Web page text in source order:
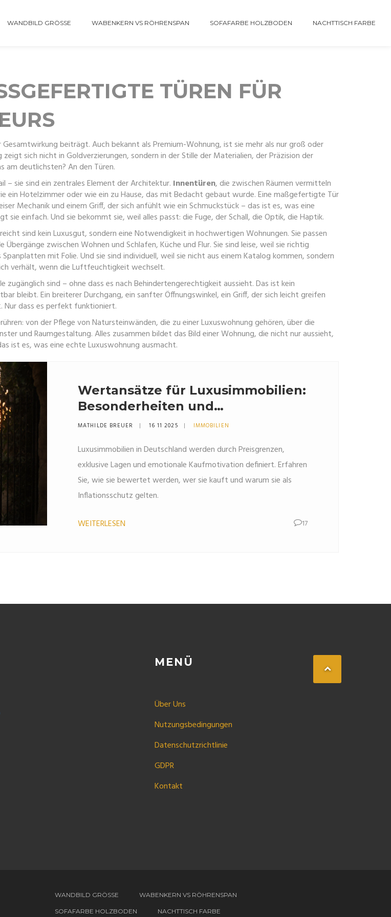
WANDBILD GRÖSSE WABENKERN VS RÖHRENSPAN SOFAFARBE HOLZBODEN NACHTTISCH FARBE
TÜREN FÜR H
Gesamtwirkung beiträgt. Auch bekannt alsPremium-Wohnung, ist sie mehr als nur groß oder
zeigt sich nicht in Goldverzierungen, sondern in der Stille der Materialien, der Präzision der
am deutlichsten? An den Türen.
– sie sind ein zentrales Element der Architektur. Innentüren, die zwischen Räumen vermitteln
ein Hotelzimmer oder wie ein zu Hause, das mit Bedacht gebaut wurde. Eine maßgefertigte Tür
Mechanik und einem Griff, der sich anfühlt wie ein Schmuckstück – das ist es, was eine
einfach. Und sie bekommt sie, weil alles passt: die Fuge, der Schall, die Optik, die Haptik.
sind kein Luxusgut, sondern eine Notwendigkeit in hochwertigen Wohnungen. Sie passen
zwischen Wohnen und Schlafen, Küche und Flur. Sie sind leise, weil sie richtig
mit Folie. Und sie sind individuell, weil sie nicht aus einem Katalog kommen, sondern
verhält, wenn die Luftfeuchtigkeit wechselt.
zugänglich sind – ohne dass es nach Behindertengerechtigkeit aussieht. Das ist kein
bleibt. Ein breiterer Durchgang, ein sanfter Öffnungswinkel, ein Griff, der sich leicht greifen
Nur dass es perfekt funktioniert.
von der Pflege von Natursteinwänden, die zu einer Luxuswohnung gehören, über die
und Raumgestaltung. Alles zusammen bildet das Bild einer Wohnung, die nicht nur aussieht,
ist es, was eine echte Luxuswohnung ausmacht.
Wertansätze für Luxusimmobilien:
Besonderheiten und
Käuferschichten in Deutschland
MATHILDE BREUER 16 11 2025 IMMOBILIEN
Luxusimmobilien in Deutschland werden durch Preisgrenzen,
exklusive Lagen und emotionale Kaufmotivation definiert. Erfahren
Sie, wie sie bewertet werden, wer sie kauft und warum sie als
Inflationsschutz gelten.
WEITERLESEN 17
MENÜ
Über Uns
Nutzungsbedingungen
Datenschutzrichtlinie
GDPR
Kontakt
WANDBILD GRÖSSE WABENKERN VS RÖHRENSPAN
SOFAFARBE HOLZBODEN NACHTTISCH FARBE